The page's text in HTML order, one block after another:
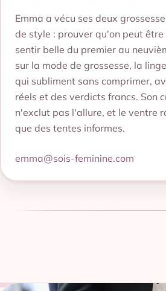
Emma a vécu ses deux
de style : prouver qu'on peut être
sentir belle du premier au
sur la mode de grossesse, la
qui subliment sans comprimer,
réels et des verdicts francs. Son
n'exclut pas l'allure, et le ventre
que des tentes informes.
emma@sois-feminine.com